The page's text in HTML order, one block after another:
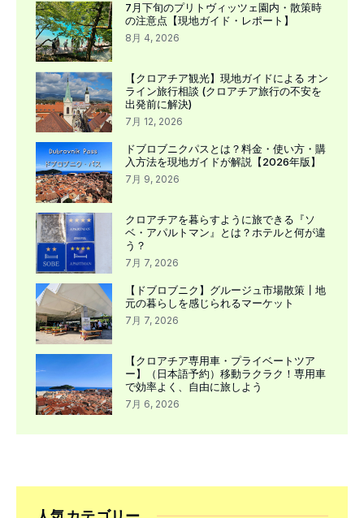
7月下旬のプリトヴィッツェ園内・散策時
の注意点【現地ガイド・レポート】
8月 4, 2026
【クロアチア観光】現地ガイドによる オン
ライン旅行相談 (クロアチア旅行の不安を
出発前に解決)
7月 12, 2026
ドブロブニクパスとは？料金・使い方・購
入方法を現地ガイドが解説【2026年版】
7月 9, 2026
クロアチアを暮らすように旅できる『ソ
ベ・アパルトマン』とは？ホテルと何が違
う？
7月 7, 2026
【ドブロブニク】グルージュ市場散策┃地
元の暮らしを感じられるマーケット
7月 7, 2026
【クロアチア専用車・プライベートツア
ー】（日本語予約）移動ラクラク！専用車
で効率よく、自由に旅しよう
7月 6, 2026